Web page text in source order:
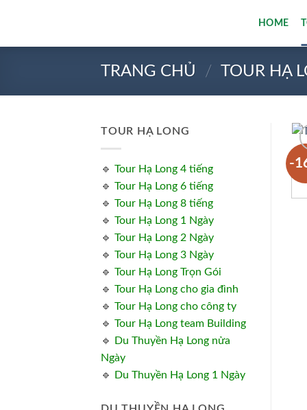
HOME
TRANG CHỦ / TOUR HẠ
TOUR HẠ LONG
🔹 Tour Hạ Long 4 tiếng
🔹 Tour Hạ Long 6 tiếng
🔹 Tour Hạ Long 8 tiếng
🔹 Tour Hạ Long 1 Ngày
🔹 Tour Hạ Long 2 Ngày
🔹 Tour Hạ Long 3 Ngày
🔹 Tour Hạ Long Trọn Gói
🔹 Tour Hạ Long cho gia đình
🔹 Tour Hạ Long cho công ty
🔹 Tour Hạ Long team Building
🔹 Du Thuyền Hạ Long nửa
Ngày
🔹 Du Thuyền Hạ Long 1 Ngày
-